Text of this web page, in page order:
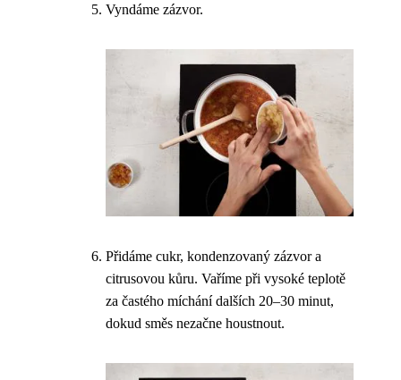
Vyndáme zázvor.
Přidáme cukr, kondenzovaný zázvor a
citrusovou kůru. Vaříme při vysoké teplotě
za častého míchání dalších 20–30 minut,
dokud směs nezačne houstnout.